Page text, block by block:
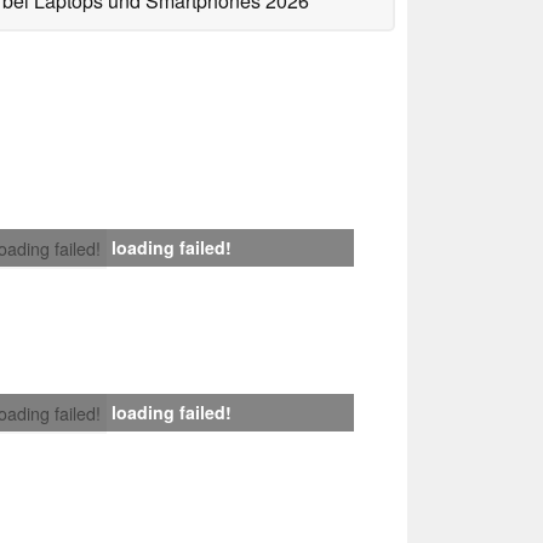
failed! loading failed!
failed! loading failed!